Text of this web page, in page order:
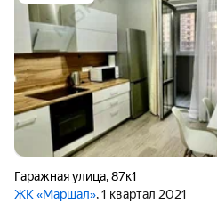
Гаражная улица,87к1
ЖК «Маршал», 1 квартал 2021